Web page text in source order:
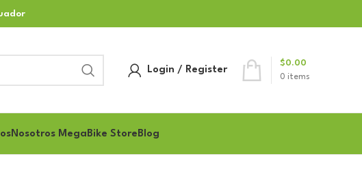
Login / Register
0 items
$0.00
Nosotros MegaBike Store Blog